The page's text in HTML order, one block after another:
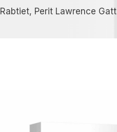
Rabtiet, Perit Lawrence Gatt